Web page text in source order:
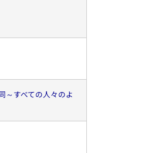
～すべての人々のよ